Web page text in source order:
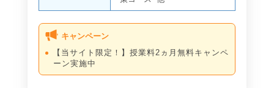
キャンペーン
【当サイト限定！】授業料2ヵ月無料キャンペ
ーン実施中